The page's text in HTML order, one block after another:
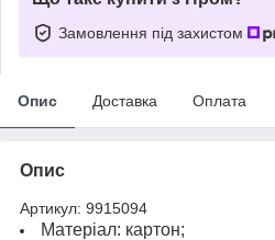
Замовлення під захистом
Опис Доставка Оплата
Опис
Артикул: 9915094
Матеріал: картон;